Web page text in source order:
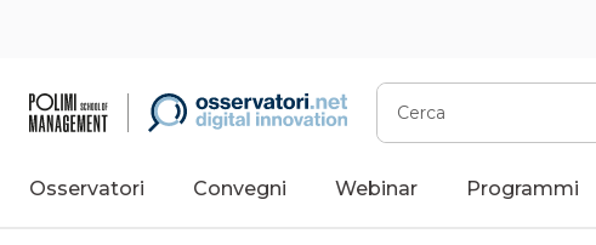
Cerca
Osservatori Convegni Webinar Programmi